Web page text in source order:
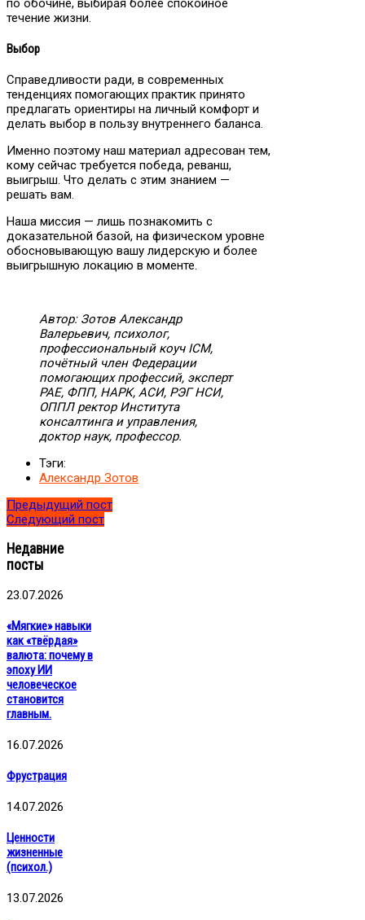
по обочине, выбирая более спокойное
течение жизни.
Выбор
Справедливости ради, в современных
тенденциях помогающих практик принято
предлагать ориентиры на личный комфорт и
делать выбор в пользу внутреннего баланса.
Именно поэтому наш материал адресован тем,
кому сейчас требуется победа, реванш,
выигрыш. Что делать с этим знанием —
решать вам.
Наша миссия — лишь познакомить с
доказательной базой, на физическом уровне
обосновывающую вашу лидерскую и более
выигрышную локацию в моменте.
Автор: Зотов Александр
Валерьевич, психолог,
профессиональный коуч ICM,
почётный член Федерации
помогающих профессий, эксперт
РАЕ, ФПП, НАРК, АСИ, РЭГ НСИ,
ОППЛ ректор Института
консалтинга и управления,
доктор наук, профессор.
Тэги:
Александр Зотов
Предыдущий пост
Следующий пост
Недавние
посты
23.07.2026
«Мягкие» навыки
как «твёрдая»
валюта: почему в
эпоху ИИ
человеческое
становится
главным.
16.07.2026
Фрустрация
14.07.2026
Ценности
жизненные
(психол.)
13.07.2026